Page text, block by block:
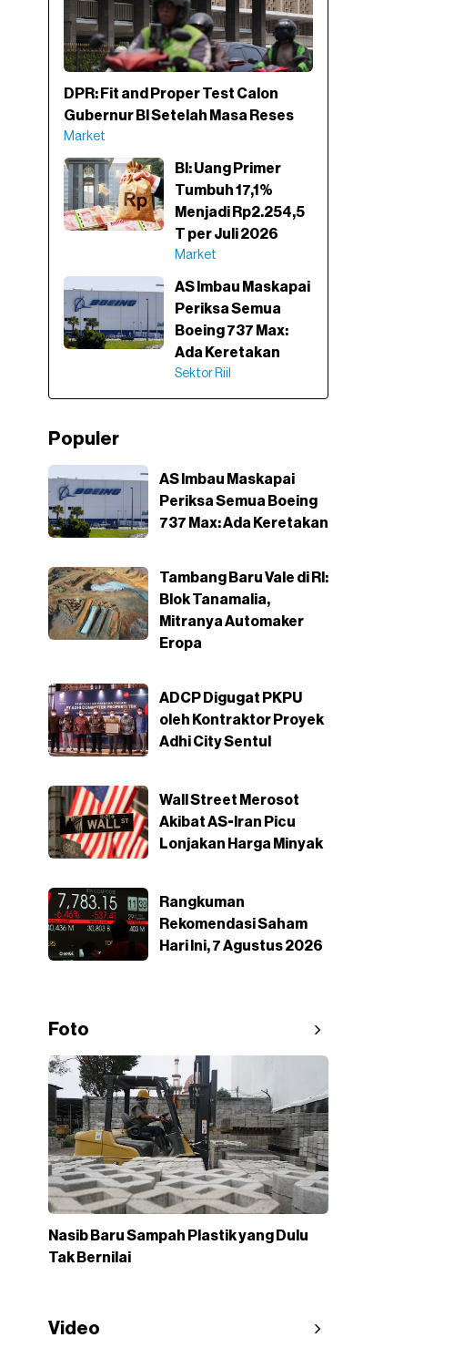
DPR: Fit and Proper Test Calon
Gubernur BI Setelah Masa Reses
Market
BI: Uang Primer
Tumbuh 17,1%
Menjadi Rp2.254,5
T per Juli 2026
Market
AS Imbau Maskapai
Periksa Semua
Boeing 737 Max:
Ada Keretakan
Sektor Riil
Populer
AS Imbau Maskapai
Periksa Semua Boeing
737 Max: Ada Keretakan
Tambang Baru Vale di RI:
Blok Tanamalia,
Mitranya Automaker
Eropa
ADCP Digugat PKPU
oleh Kontraktor Proyek
Adhi City Sentul
Wall Street Merosot
Akibat AS-Iran Picu
Lonjakan Harga Minyak
Rangkuman
Rekomendasi Saham
Hari Ini, 7 Agustus 2026
Foto
Nasib Baru Sampah Plastik yang Dulu
Tak Bernilai
Video